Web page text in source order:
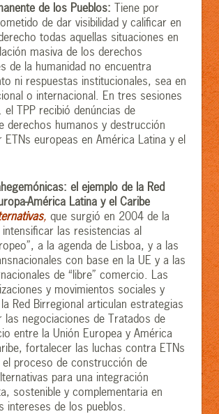
de los Pueblos: Tiene por
de dar visibilidad y calificar en
todas aquellas situaciones en
masiva de los derechos
de la humanidad no encuentra
ni respuestas institucionales, sea en
o internacional. En tres sesiones
el TPP recibió denúncias de
derechos humanos y destrucción
ETNs europeas en América Latina y el
el ejemplo de la Red
América Latina y el Caribe
, que surgió en 2004 de la
intensificar las resistencias al
a la agenda de Lisboa, y a las
con base en la UE y a las
de “libre” comercio. Las
y movimientos sociales y
Red Birregional articulan estrategias
las negociaciones de Tratados de
entre la Unión Europea y América
fortalecer las luchas contra ETNs
proceso de construcción de
para una integración
sostenible y complementaria en
intereses de los pueblos.